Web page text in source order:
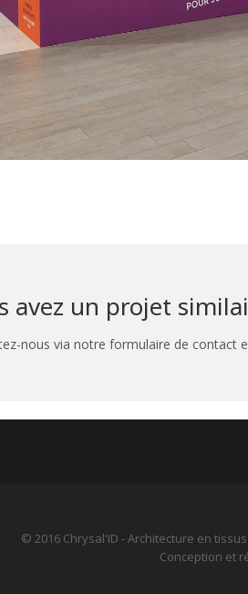
avez un projet
nous via notre formulaire de contact
© 2016 Chrysal'ID - Architecture en
Conception et